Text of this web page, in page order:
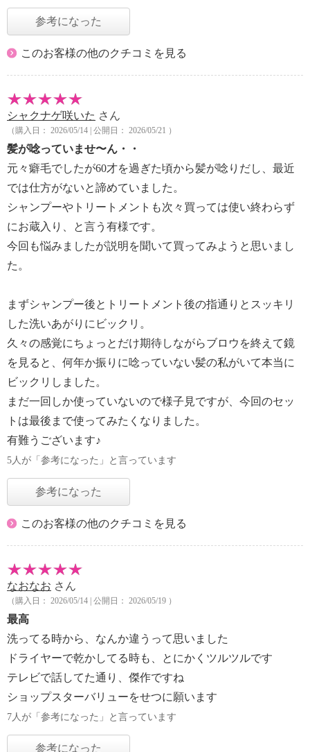
参考になった
このお客様の他のクチコミを見る
シャクナゲ咲いた さん
（購入日： 2026/05/14 | 公開日： 2026/05/21 ）
髪が唸っていませ〜ん・・
元々癖毛でしたが60才を過ぎた頃から髪が唸りだし、最近
では仕方がないと諦めていました。
シャンプーやトリートメントも次々買っては使い終わらず
にお蔵入り、と言う有様です。
今回も悩みましたが説明を聞いて買ってみようと思いまし
た。
まずシャンプー後とトリートメント後の指通りとスッキリ
した洗いあがりにビックリ。
久々の感覚にちょっとだけ期待しながらブロウを終えて鏡
を見ると、何年か振りに唸っていない髪の私がいて本当に
ビックリしました。
まだ一回しか使っていないので様子見ですが、今回のセッ
トは最後まで使ってみたくなりました。
有難うございます♪
5人が「参考になった」と言っています
参考になった
このお客様の他のクチコミを見る
なおなお さん
（購入日： 2026/05/14 | 公開日： 2026/05/19 ）
最高
洗ってる時から、なんか違うって思いました
ドライヤーで乾かしてる時も、とにかくツルツルです
テレビで話してた通り、傑作ですね
ショップスターバリューをせつに願います
7人が「参考になった」と言っています
参考になった